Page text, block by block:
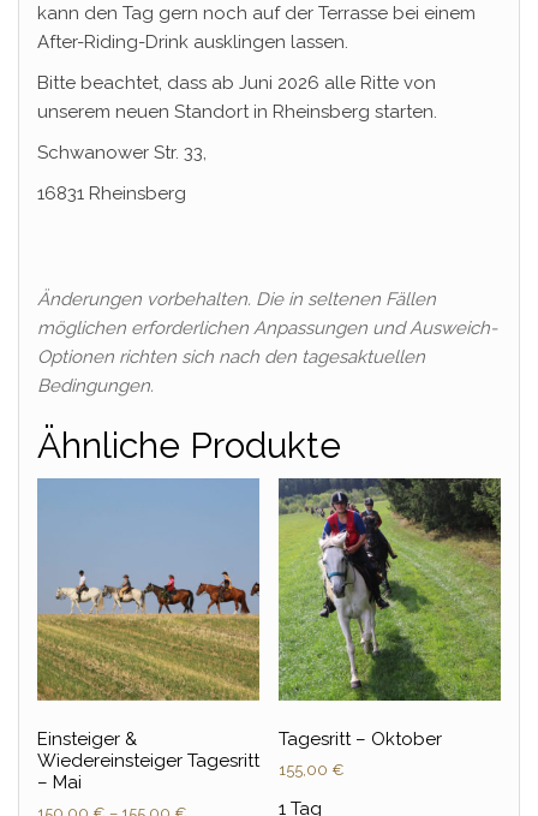
kann den Tag gern noch auf der Terrasse bei einem
After-Riding-Drink ausklingen lassen.
Bitte beachtet, dass ab Juni 2026 alle Ritte von
unserem neuen Standort in Rheinsberg starten.
Schwanower Str. 33,
16831 Rheinsberg
Änderungen vorbehalten. Die in seltenen Fällen
möglichen erforderlichen Anpassungen und Ausweich-
Optionen richten sich nach den tagesaktuellen
Bedingungen.
Ähnliche Produkte
Einsteiger &
Wiedereinsteiger Tagesritt
– Mai
Tagesritt – Oktober
155,00 €
1 Tag